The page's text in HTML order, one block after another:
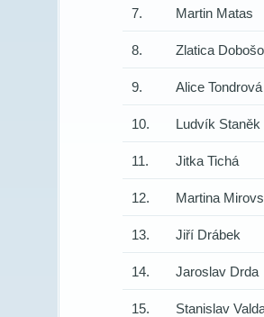
7. Martin Matas
8. Zlatica
9. Alice Tondrová
10. Ludvík Staněk
11. Jitka Tichá
12. Martina
13. Jiří Drábek
14. Jaroslav Drda
15. Stanislav